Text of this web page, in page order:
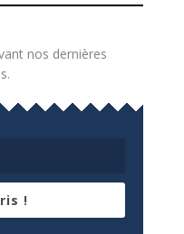
nos dernières
!